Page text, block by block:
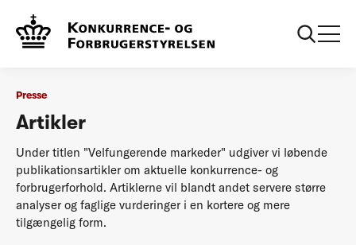
Presse
Presse
Artikler
Under titlen "Velfungerende markeder" udgiver vi løbende
publikationsartikler om aktuelle konkurrence- og
forbrugerforhold. Artiklerne vil blandt andet servere større
analyser og faglige vurderinger i en kortere og mere
tilgængelig form.